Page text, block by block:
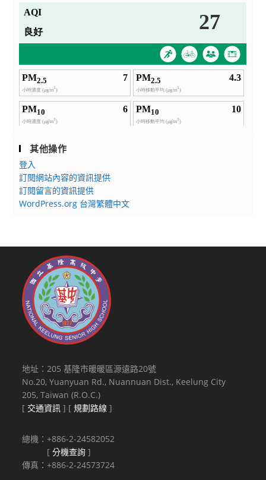
其他操作
登入
訂閱網站內容的資訊提供
訂閱留言的資訊提供
WordPress.org 台灣繁體中文
地址：205 基隆市暖暖區源遠路20號
No.20, Yuanyuan Rd., Nuannuan Dist., Keelung City
205, Taiwan (R.O.C.)
[ 交通資訊 ] [規劃路線 ]
總機：+886-2-24582052
[分機查詢 ]
傳真：+886-2-24573724